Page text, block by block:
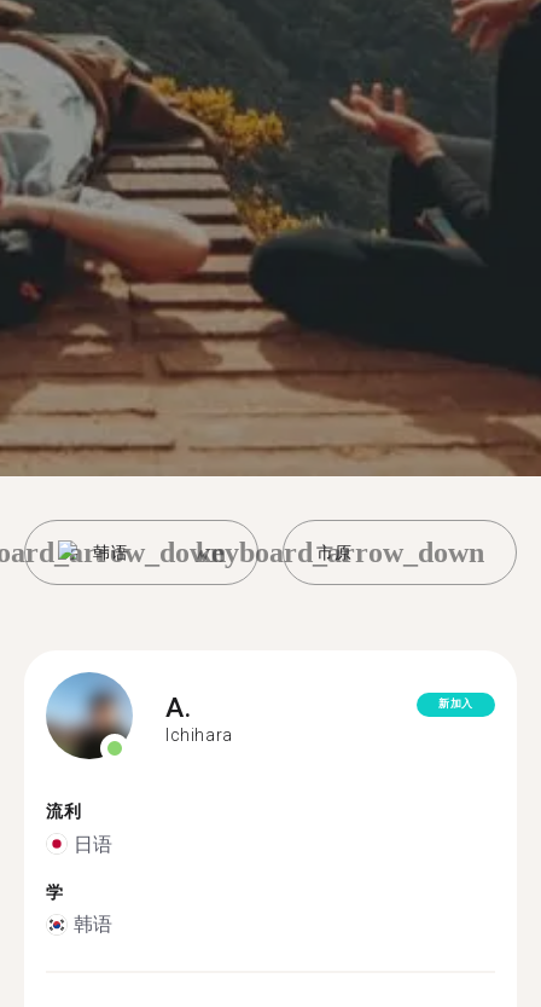
韩语 市原
keyboard_arrow_down
A.
Ichihara
新加入
流利
日语
学
韩语